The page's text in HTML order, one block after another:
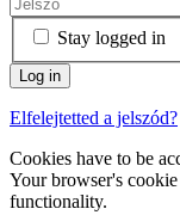
Stay logged in
Elfelejtetted a jelszód?
Cookies have to be
Your browser's
functionality.